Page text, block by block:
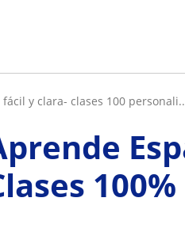
y clara- clases 100